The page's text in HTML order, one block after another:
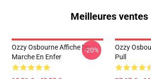
Meilleures ventes
Ozzy Osbourne Affiche De
Marche En Enfer
-20%
Ozzy
Pull